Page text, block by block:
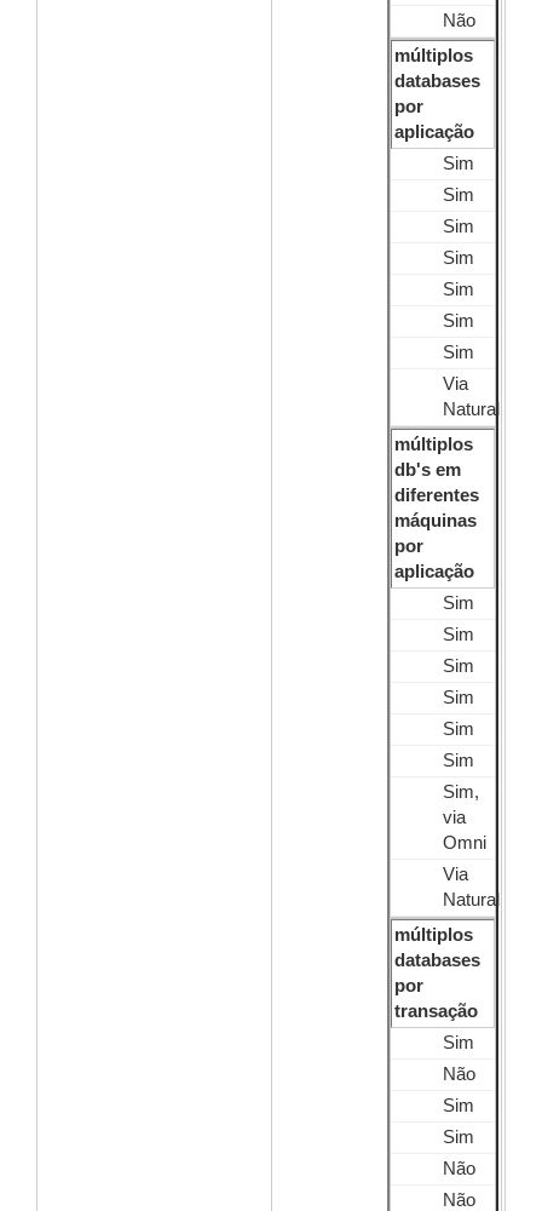
Não
múltiplos
databases
por
aplicação
Sim
Sim
Sim
Sim
Sim
Sim
Sim
Via
Natural
múltiplos
db's em
diferentes
máquinas
por
aplicação
Sim
Sim
Sim
Sim
Sim
Sim
Sim,
via
Omni
Via
Natural
múltiplos
databases
por
transação
Sim
Não
Sim
Sim
Não
Não